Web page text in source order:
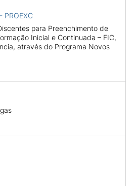
PROEXC
para Preenchimento de
Inicial e Continuada – FIC,
através do Programa Novos